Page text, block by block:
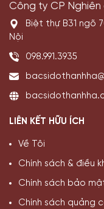
Công ty CP
Biệt thự B31 ngõ
Nội
098.991.3935
LIÊN KẾT HỮU ÍCH
Về Tôi
Chính sách & điều
Chính sách bảo
Chính sách quảng